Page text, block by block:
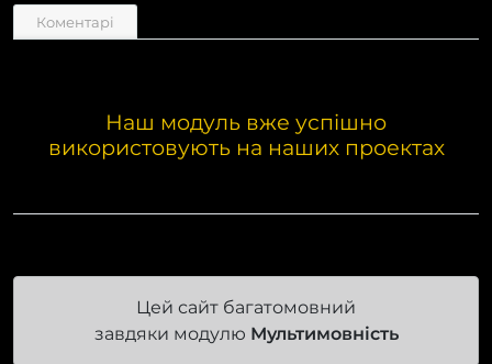
використовують на наших проектах
Цей сайт багатомовний
завдяки модулю
Мультимовність